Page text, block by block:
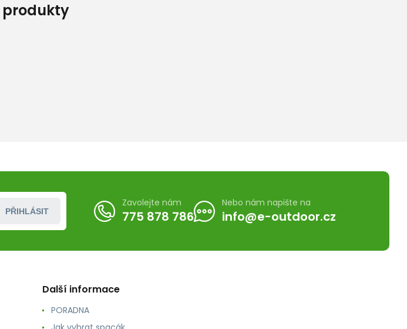
produkty
PŘIHLÁSIT
Zavolejte nám
775 878 786
Nebo nám napište na
info@e-outdoor.cz
Další informace
PORADNA